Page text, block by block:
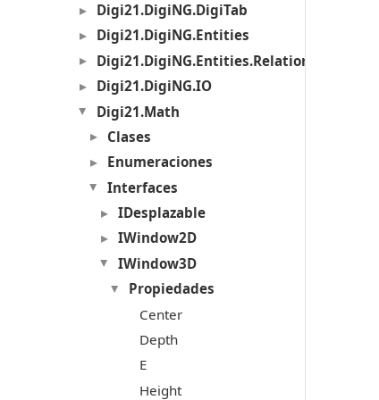
Digi21.DigiNG.DigiTab
Digi21.DigiNG.Entities
Digi21.DigiNG.Entities.Relations
Digi21.DigiNG.IO
Digi21.Math
Clases
Enumeraciones
Interfaces
IDesplazable
IWindow2D
IWindow3D
Propiedades
Center
Depth
E
Height